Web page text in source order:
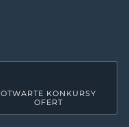
OTWARTE KONKURSY
OFERT